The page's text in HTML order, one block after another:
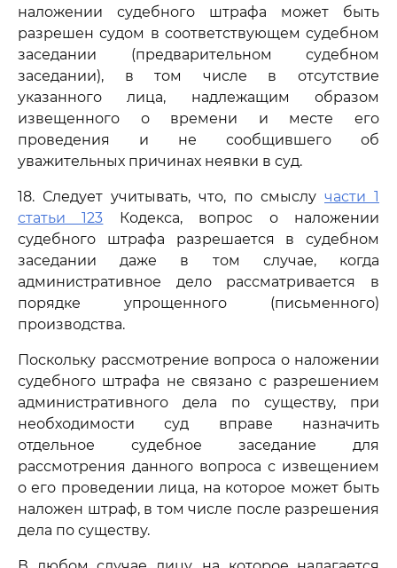
наложении судебного штрафа может быть
разрешен судом в соответствующем судебном
заседании (предварительном судебном
заседании), в том числе в отсутствие
указанного лица, надлежащим образом
извещенного о времени и месте его
проведения и не сообщившего об
уважительных причинах неявки в суд.
18. Следует учитывать, что, по смыслу части 1
статьи 123 Кодекса, вопрос о наложении
судебного штрафа разрешается в судебном
заседании даже в том случае, когда
административное дело рассматривается в
порядке упрощенного (письменного)
производства.
Поскольку рассмотрение вопроса о наложении
судебного штрафа не связано с разрешением
административного дела по существу, при
необходимости суд вправе назначить
отдельное судебное заседание для
рассмотрения данного вопроса с извещением
о его проведении лица, на которое может быть
наложен штраф, в том числе после разрешения
дела по существу.